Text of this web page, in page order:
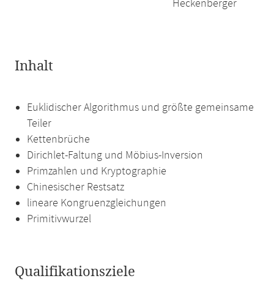
Heckenberger
Inhalt
Euklidischer Algorithmus und größte gemeinsame
Teiler
Kettenbrüche
Dirichlet-Faltung und Möbius-Inversion
Primzahlen und Kryptographie
Chinesischer Restsatz
lineare Kongruenzgleichungen
Primitivwurzel
Qualifikationsziele